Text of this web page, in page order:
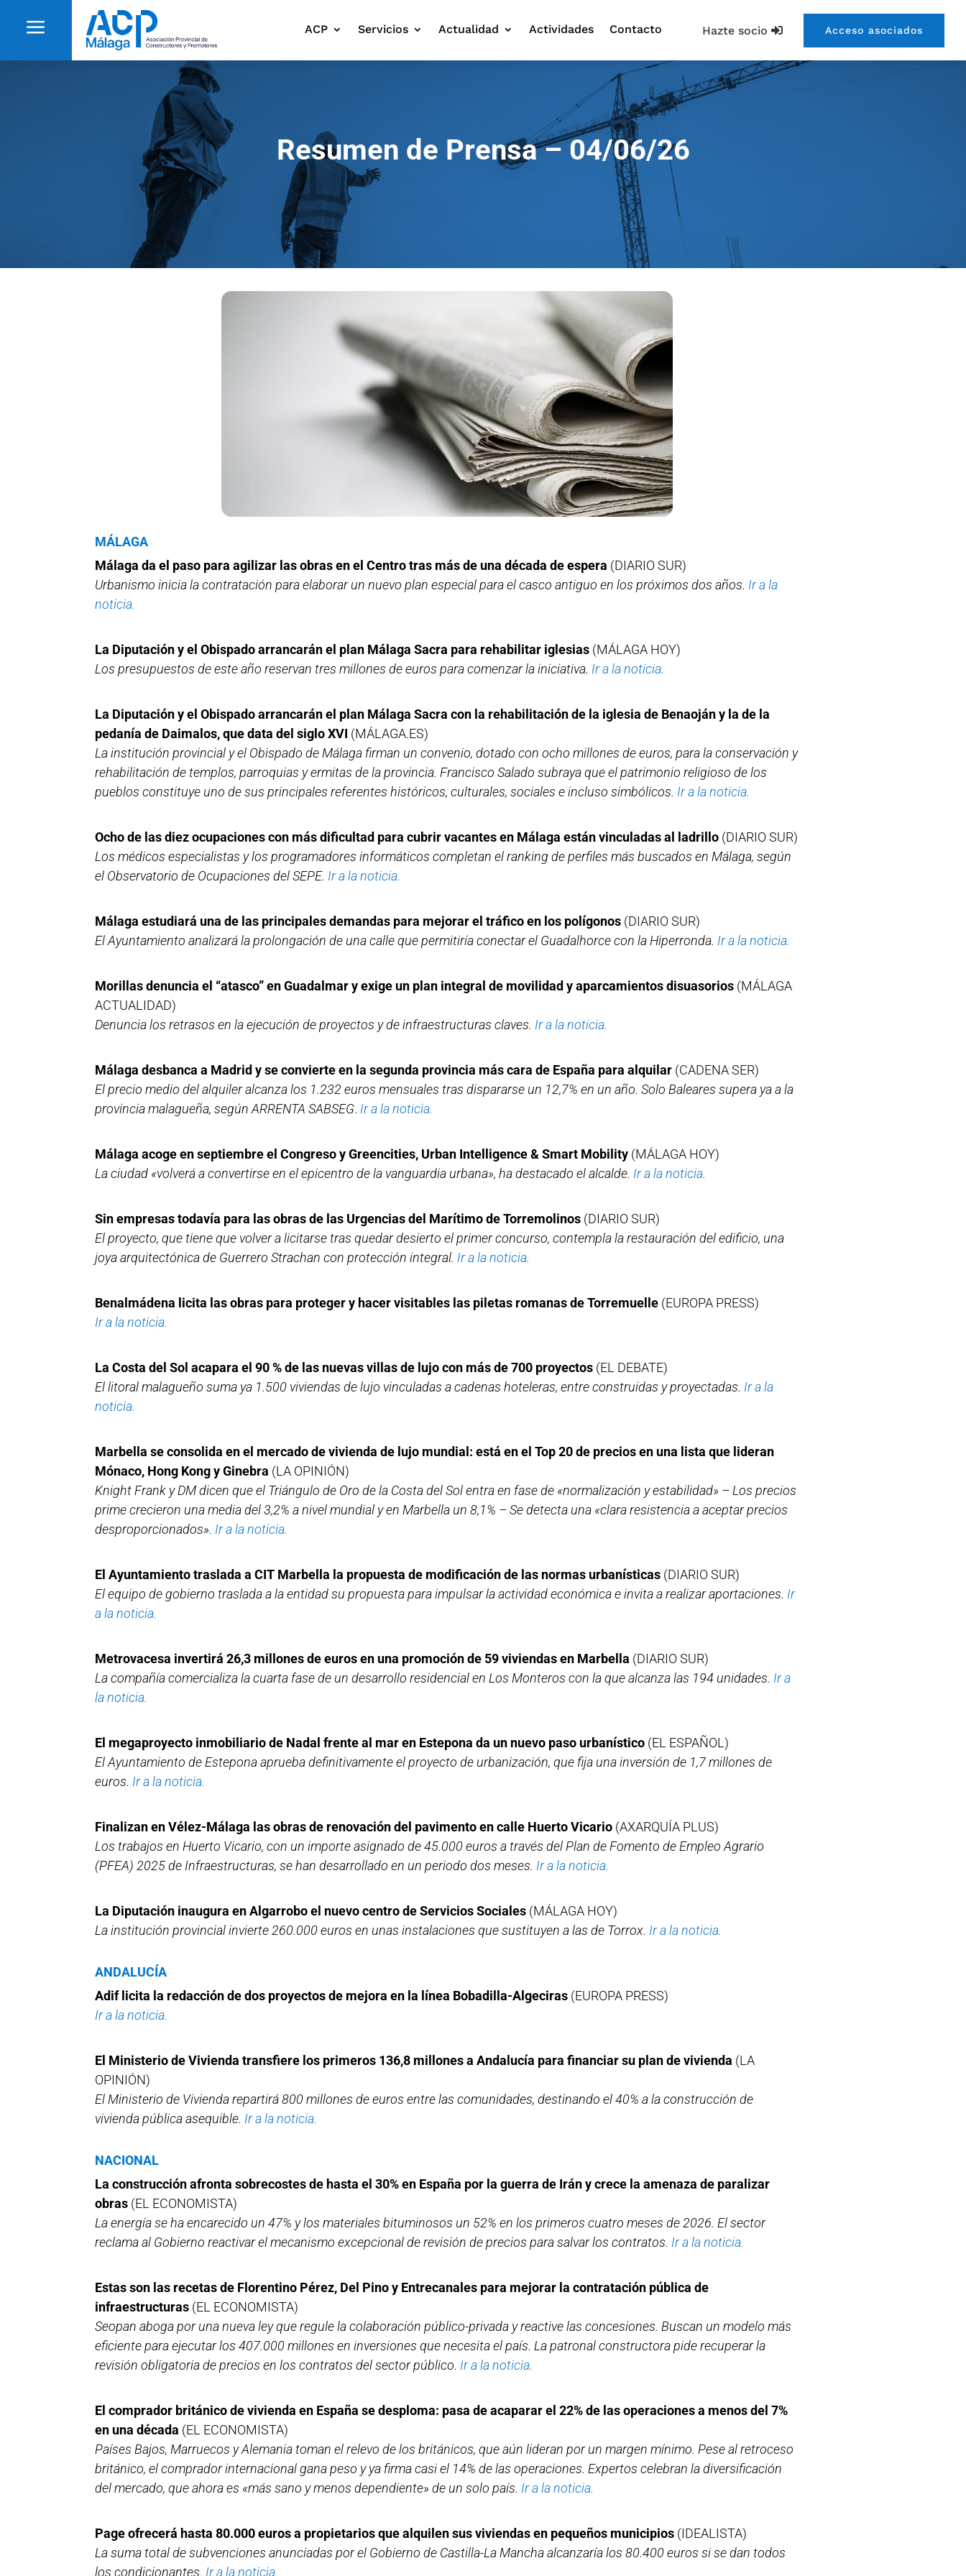
a Hazte socio Acceso asociados
ACP Servicios Actualidad Actividades Contacto
Resumen de Prensa – 04/06/26
MÁLAGA
Málaga da el paso para agilizar las obras en el Centro tras más de una década de espera (DIARIO SUR)
Urbanismo inicia la contratación para elaborar un nuevo plan especial para el casco antiguo en los próximos dos años. Ir a la
noticia.
La Diputación y el Obispado arrancarán el plan Málaga Sacra para rehabilitar iglesias (MÁLAGA HOY)
Los presupuestos de este año reservan tres millones de euros para comenzar la iniciativa. Ir a la noticia.
La Diputación y el Obispado arrancarán el plan Málaga Sacra con la rehabilitación de la iglesia de Benaoján y la de la
pedanía de Daimalos, que data del siglo XVI (MÁLAGA.ES)
La institución provincial y el Obispado de Málaga firman un convenio, dotado con ocho millones de euros, para la conservación y
rehabilitación de templos, parroquias y ermitas de la provincia. Francisco Salado subraya que el patrimonio religioso de los
pueblos constituye uno de sus principales referentes históricos, culturales, sociales e incluso simbólicos. Ir a la noticia.
Ocho de las diez ocupaciones con más dificultad para cubrir vacantes en Málaga están vinculadas al ladrillo (DIARIO SUR)
Los médicos especialistas y los programadores informáticos completan el ranking de perfiles más buscados en Málaga, según
el Observatorio de Ocupaciones del SEPE. Ir a la noticia.
Málaga estudiará una de las principales demandas para mejorar el tráfico en los polígonos (DIARIO SUR)
El Ayuntamiento analizará la prolongación de una calle que permitiría conectar el Guadalhorce con la Hiperronda. Ir a la noticia.
Morillas denuncia el “atasco” en Guadalmar y exige un plan integral de movilidad y aparcamientos disuasorios (MÁLAGA
ACTUALIDAD)
Denuncia los retrasos en la ejecución de proyectos y de infraestructuras claves. Ir a la noticia.
Málaga desbanca a Madrid y se convierte en la segunda provincia más cara de España para alquilar (CADENA SER)
El precio medio del alquiler alcanza los 1.232 euros mensuales tras dispararse un 12,7% en un año. Solo Baleares supera ya a la
provincia malagueña, según ARRENTA SABSEG. Ir a la noticia.
Málaga acoge en septiembre el Congreso y Greencities, Urban Intelligence & Smart Mobility (MÁLAGA HOY)
La ciudad «volverá a convertirse en el epicentro de la vanguardia urbana», ha destacado el alcalde. Ir a la noticia.
Sin empresas todavía para las obras de las Urgencias del Marítimo de Torremolinos (DIARIO SUR)
El proyecto, que tiene que volver a licitarse tras quedar desierto el primer concurso, contempla la restauración del edificio, una
joya arquitectónica de Guerrero Strachan con protección integral. Ir a la noticia.
Benalmádena licita las obras para proteger y hacer visitables las piletas romanas de Torremuelle (EUROPA PRESS)
Ir a la noticia.
La Costa del Sol acapara el 90 % de las nuevas villas de lujo con más de 700 proyectos (EL DEBATE)
El litoral malagueño suma ya 1.500 viviendas de lujo vinculadas a cadenas hoteleras, entre construidas y proyectadas. Ir a la
noticia.
Marbella se consolida en el mercado de vivienda de lujo mundial: está en el Top 20 de precios en una lista que lideran
Mónaco, Hong Kong y Ginebra (LA OPINIÓN)
Knight Frank y DM dicen que el Triángulo de Oro de la Costa del Sol entra en fase de «normalización y estabilidad» – Los precios
prime crecieron una media del 3,2% a nivel mundial y en Marbella un 8,1% – Se detecta una «clara resistencia a aceptar precios
desproporcionados». Ir a la noticia.
El Ayuntamiento traslada a CIT Marbella la propuesta de modificación de las normas urbanísticas (DIARIO SUR)
El equipo de gobierno traslada a la entidad su propuesta para impulsar la actividad económica e invita a realizar aportaciones. Ir
a la noticia.
Metrovacesa invertirá 26,3 millones de euros en una promoción de 59 viviendas en Marbella (DIARIO SUR)
La compañía comercializa la cuarta fase de un desarrollo residencial en Los Monteros con la que alcanza las 194 unidades. Ir a
la noticia.
El megaproyecto inmobiliario de Nadal frente al mar en Estepona da un nuevo paso urbanístico (EL ESPAÑOL)
El Ayuntamiento de Estepona aprueba definitivamente el proyecto de urbanización, que fija una inversión de 1,7 millones de
euros. Ir a la noticia.
Finalizan en Vélez-Málaga las obras de renovación del pavimento en calle Huerto Vicario (AXARQUÍA PLUS)
Los trabajos en Huerto Vicario, con un importe asignado de 45.000 euros a través del Plan de Fomento de Empleo Agrario
(PFEA) 2025 de Infraestructuras, se han desarrollado en un periodo dos meses. Ir a la noticia.
La Diputación inaugura en Algarrobo el nuevo centro de Servicios Sociales (MÁLAGA HOY)
La institución provincial invierte 260.000 euros en unas instalaciones que sustituyen a las de Torrox. Ir a la noticia.
ANDALUCÍA
Adif licita la redacción de dos proyectos de mejora en la línea Bobadilla-Algeciras (EUROPA PRESS)
Ir a la noticia.
El Ministerio de Vivienda transfiere los primeros 136,8 millones a Andalucía para financiar su plan de vivienda (LA
OPINIÓN)
El Ministerio de Vivienda repartirá 800 millones de euros entre las comunidades, destinando el 40% a la construcción de
vivienda pública asequible. Ir a la noticia.
NACIONAL
La construcción afronta sobrecostes de hasta el 30% en España por la guerra de Irán y crece la amenaza de paralizar
obras (EL ECONOMISTA)
La energía se ha encarecido un 47% y los materiales bituminosos un 52% en los primeros cuatro meses de 2026. El sector
reclama al Gobierno reactivar el mecanismo excepcional de revisión de precios para salvar los contratos. Ir a la noticia.
Estas son las recetas de Florentino Pérez, Del Pino y Entrecanales para mejorar la contratación pública de
infraestructuras (EL ECONOMISTA)
Seopan aboga por una nueva ley que regule la colaboración público-privada y reactive las concesiones. Buscan un modelo más
eficiente para ejecutar los 407.000 millones en inversiones que necesita el país. La patronal constructora pide recuperar la
revisión obligatoria de precios en los contratos del sector público. Ir a la noticia.
El comprador británico de vivienda en España se desploma: pasa de acaparar el 22% de las operaciones a menos del 7%
en una década (EL ECONOMISTA)
Países Bajos, Marruecos y Alemania toman el relevo de los británicos, que aún lideran por un margen mínimo. Pese al retroceso
británico, el comprador internacional gana peso y ya firma casi el 14% de las operaciones. Expertos celebran la diversificación
del mercado, que ahora es «más sano y menos dependiente» de un solo país. Ir a la noticia.
Page ofrecerá hasta 80.000 euros a propietarios que alquilen sus viviendas en pequeños municipios (IDEALISTA)
La suma total de subvenciones anunciadas por el Gobierno de Castilla-La Mancha alcanzaría los 80.400 euros si se dan todos
los condicionantes. Ir a la noticia.